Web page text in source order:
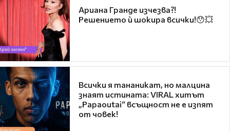
Ариана Гранде изчезва?!
Решението ѝ шокира всички!😯💥
Всички я тананикат, но малцина
знаят истината: VIRAL хитът
„Papaoutai“ всъщност не е изпят
от човек!